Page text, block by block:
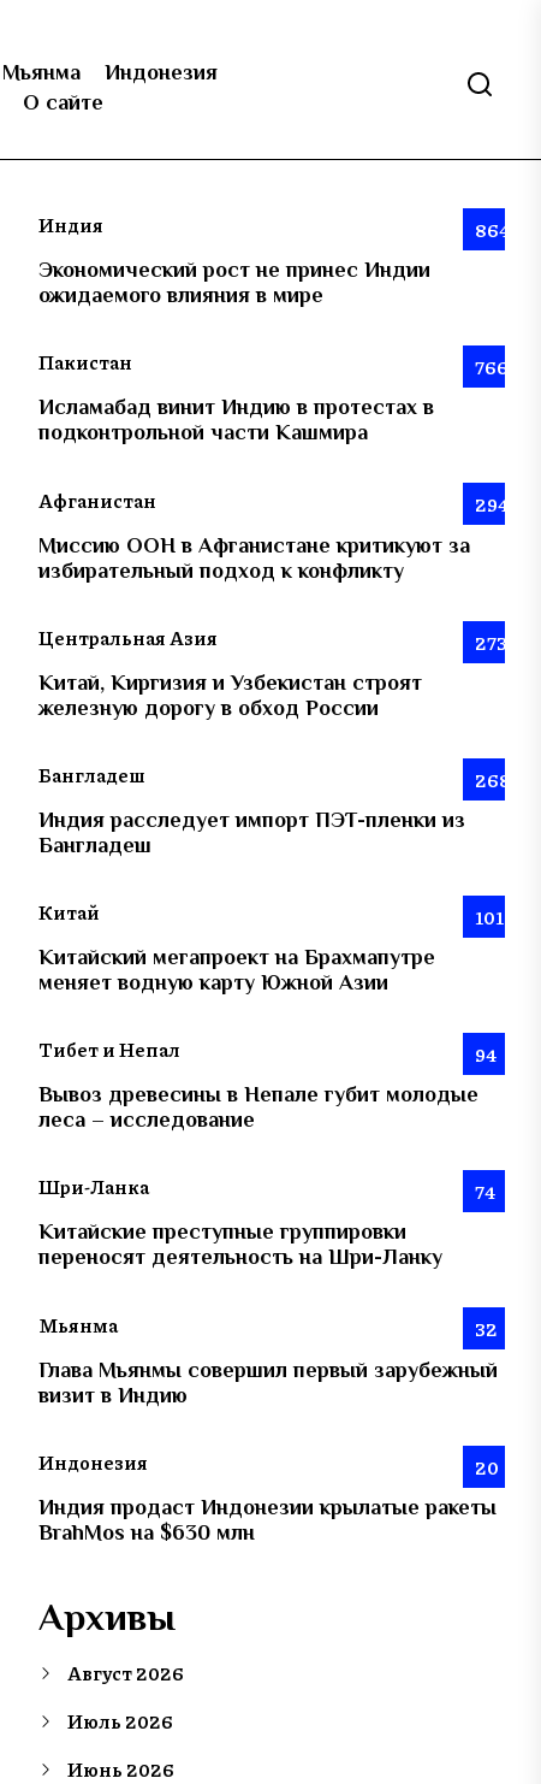
Мьянма
Индонезия
О сайте
Индия 864
Экономический рост не принес Индии
ожидаемого влияния в мире
Пакистан 766
Исламабад винит Индию в протестах в
подконтрольной части Кашмира
Афганистан 294
Миссию ООН в Афганистане критикуют за
избирательный подход к конфликту
Центральная Азия 273
Китай, Киргизия и Узбекистан строят
железную дорогу в обход России
Бангладеш 268
Индия расследует импорт ПЭТ-пленки из
Бангладеш
Китай 101
Китайский мегапроект на Брахмапутре
меняет водную карту Южной Азии
Тибет и Непал 94
Вывоз древесины в Непале губит молодые
леса – исследование
Шри-Ланка 74
Китайские преступные группировки
переносят деятельность на Шри-Ланку
Мьянма 32
Глава Мьянмы совершил первый зарубежный
визит в Индию
Индонезия 20
Индия продаст Индонезии крылатые ракеты
BrahMos на $630 млн
Архивы
Август 2026
Июль 2026
Июнь 2026